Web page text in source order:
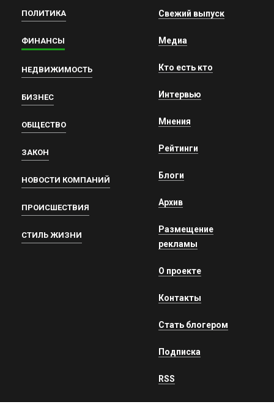
ПОЛИТИКА
ФИНАНСЫ
НЕДВИЖИМОСТЬ
БИЗНЕС
ОБЩЕСТВО
ЗАКОН
НОВОСТИ КОМПАНИЙ
ПРОИСШЕСТВИЯ
СТИЛЬ ЖИЗНИ
Свежий выпуск
Медиа
Кто есть кто
Интервью
Мнения
Рейтинги
Блоги
Архив
Размещение
рекламы
О проекте
Контакты
Стать блогером
Подписка
RSS